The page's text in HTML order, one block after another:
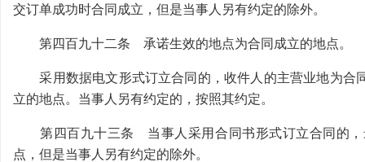
交订单成功时合同成立，但是当事人另有约定的除外。
第四百九十二条 承诺生效的地点为合同成立的地点。
采用数据电文形式订立合同的，收件人的主营业地为合
立的地点。当事人另有约定的，按照其约定。
第四百九十三条 当事人采用合同书形式订立合同的，
点，但是当事人另有约定的除外。